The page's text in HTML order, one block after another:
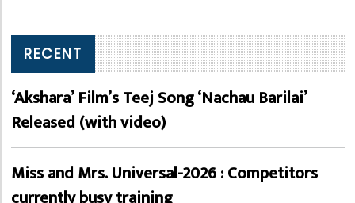
RECENT
‘Akshara’ Film’s Teej Song ‘Nachau Barilai’
Released (with video)
Miss and Mrs. Universal-2026 : Competitors